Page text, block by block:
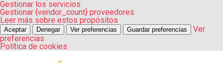
Gestionar los servicios
Gestionar {vendor_count} proveedores
Leer más sobre estos propósitos
Aceptar Denegar Ver preferencias Guardar preferencias
Ver
preferencias
Política de cookies